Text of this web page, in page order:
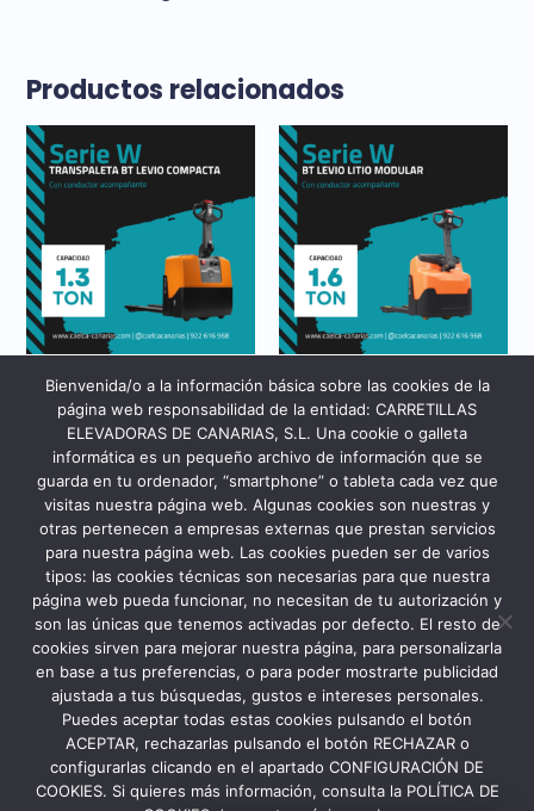
Productos relacionados
Alquiler
TRANSPALETA BT LEVIO
COMPACTA
Alquiler
BT LEVIO LITIO MODULAR
Transpaletas Manuales
BT LIFTER GALVANIZADA
Bienvenida/o a la información básica sobre las cookies de la
página web responsabilidad de la entidad: CARRETILLAS
ELEVADORAS DE CANARIAS, S.L. Una cookie o galleta
informática es un pequeño archivo de información que se
guarda en tu ordenador, “smartphone” o tableta cada vez que
visitas nuestra página web. Algunas cookies son nuestras y
otras pertenecen a empresas externas que prestan servicios
para nuestra página web. Las cookies pueden ser de varios
tipos: las cookies técnicas son necesarias para que nuestra
página web pueda funcionar, no necesitan de tu autorización y
son las únicas que tenemos activadas por defecto. El resto de
cookies sirven para mejorar nuestra página, para personalizarla
en base a tus preferencias, o para poder mostrarte publicidad
ajustada a tus búsquedas, gustos e intereses personales.
Puedes aceptar todas estas cookies pulsando el botón
ACEPTAR, rechazarlas pulsando el botón RECHAZAR o
configurarlas clicando en el apartado CONFIGURACIÓN DE
COOKIES. Si quieres más información, consulta la POLÍTICA DE